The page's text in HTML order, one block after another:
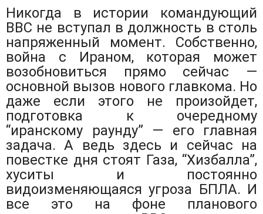
Никогда в истории командующий
ВВС не вступал в должность в столь
напряженный момент. Собственно,
война с Ираном, которая может
возобновиться прямо сейчас —
основной вызов нового главкома. Но
даже если этого не произойдет,
подготовка к очередному
“иранскому раунду” — его главная
задача. А ведь здесь и сейчас на
повестке дня стоят Газа, “Хизбалла”,
хуситы и постоянно
видоизменяющаяся угроза БПЛА. И
все это на фоне планового